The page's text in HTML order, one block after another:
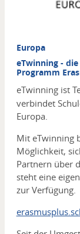
Europa
eTwinning -
Programm
eTwinning ist
verbindet
Europa.
Mit eTwinning
Möglichkeit,
Partnern über
steht eine
zur Verfügung.